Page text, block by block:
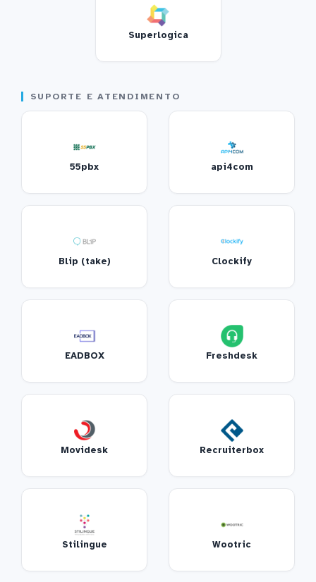
Superlogica
SUPORTE E ATENDIMENTO
55pbx api4com
Blip (take) Clockify
EADBOX Freshdesk
Movidesk Recruiterbox
Stilingue Wootric